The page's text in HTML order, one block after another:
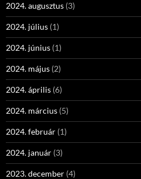
2024. augusztus (3)
2024. július (1)
2024. június (1)
2024. május (2)
2024. április (6)
2024. március (5)
2024. február (1)
2024. január (3)
2023. december (4)